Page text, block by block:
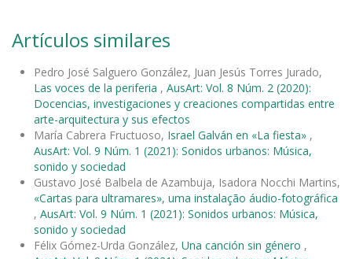
Artículos similares
Pedro José Salguero González, Juan Jesús Torres Jurado,
Las voces de la periferia , AusArt: Vol. 8 Núm. 2 (2020):
Docencias, investigaciones y creaciones compartidas entre
arte-arquitectura y sus efectos
María Cabrera Fructuoso, Israel Galván en «La fiesta» ,
AusArt: Vol. 9 Núm. 1 (2021): Sonidos urbanos: Música,
sonido y sociedad
Gustavo José Balbela de Azambuja, Isadora Nocchi Martins,
«Cartas para ultramares», uma instalação áudio-fotográfica
, AusArt: Vol. 9 Núm. 1 (2021): Sonidos urbanos: Música,
sonido y sociedad
Félix Gómez-Urda González, Una canción sin género ,